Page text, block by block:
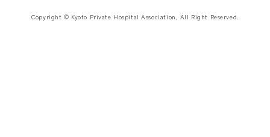
Copyright © Kyoto Private Hospital Association, All Right Reserved.